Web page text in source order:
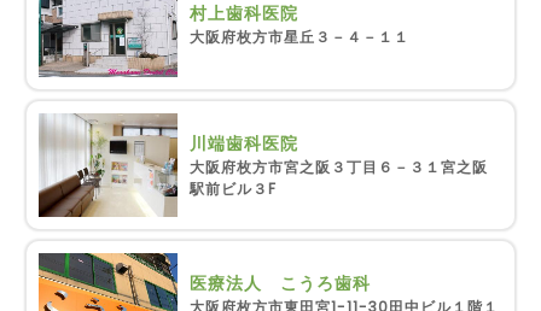
村上歯科医院
大阪府枚方市星丘３－４－１１
川端歯科医院
大阪府枚方市宮之阪３丁目６－３１宮之阪
駅前ビル３F
医療法人 こうろ歯科
大阪府枚方市東田宮1-11-30田中ビル１階１